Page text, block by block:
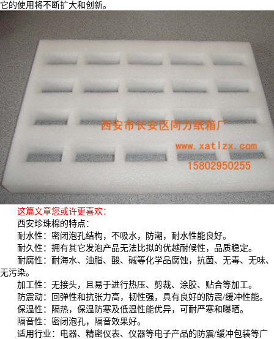
它的使用将不断扩大和创新。
这篇文章您或许更喜欢：
西安珍珠棉的特点：
耐水性：密闭泡孔结构，不吸水，防潮，耐水性能良好。
耐久性：拥有其它发泡产品无法比拟的优越耐候性，品质稳定。
耐腐性：耐海水、油脂、酸、碱等化学品腐蚀，抗菌、无毒、无味、
无污染。
加工性：无接头，且易于进行热压、剪裁、涂胶、贴合等加工。
防震动：回弹性和抗张力高，韧性强，具有良好的防震/缓冲性能。
保温性：隔热，保温防寒及低温性能优异，可耐严寒和曝晒。
隔音性：密闭泡孔，隔音效果好。
适用行业：电器、精密仪表、仪器等电子产品的防震/缓冲包装等广